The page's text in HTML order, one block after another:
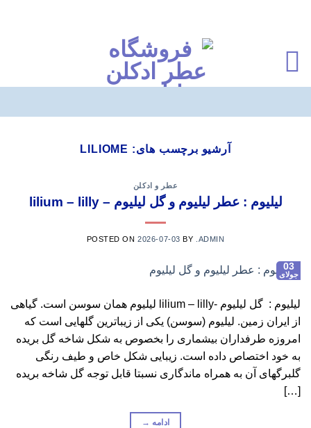
آرشیو برچسب های: LILIOME
عطر و ادکلن
لیلیوم : عطر لیلیوم و گل لیلیوم – lilium – lilly
POSTED ON2026-07-03 BY .ADMIN
03
جولای
لیلیوم : گل لیلیوم -lilium – lilly لیلیوم همان سوسن است. گیاهی
از ایران زمین. لیلیوم (سوسن) یکی از زیباترین گلهایی است که
امروزه طرفداران بیشماری را بخصوص به شکل شاخه گل بریده
به خود اختصاص داده است. زیبایی شکل خاص و طیف رنگی
گلبرگهای آن به همراه ماندگاری نسبتا قابل توجه گل شاخه بریده
[…]
ادامه →